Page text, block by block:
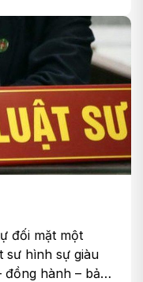
đối mặt một
sư hình sự giàu
đồng hành – bảo